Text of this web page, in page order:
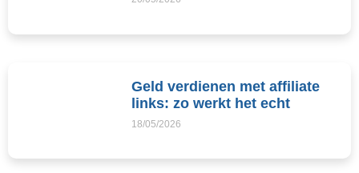
Geld verdienen met affiliate
links: zo werkt het echt
18/05/2026